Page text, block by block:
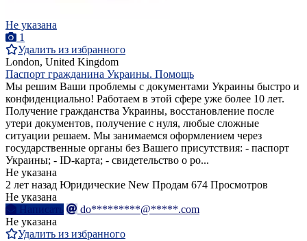
Не указана
1
Удалить из избранного
London, United Kingdom
Паспорт гражданина Украины. Помощь
Мы решим Ваши проблемы с документами Украины быстро и
конфиденциально! Работаем в этой сфере уже более 10 лет.
Получение гражданства Украины, восстановление после
утери документов, получение с нуля, любые сложные
ситуации решаем. Мы занимаемся оформлением через
государственные органы без Вашего присутствия: - паспорт
Украины; - ID-карта; - свидетельство о ро...
Не указана
2 лет назад Юридические New Продам 674 Просмотров
Не указана
Написать
do*********@*****.com
Не указана
Удалить из избранного